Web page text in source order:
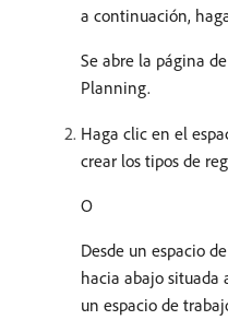
a continuación,
Se abre la página
Planning.
Haga clic en el
crear los tipos de
O
Desde un espacio
hacia abajo situada
un espacio de